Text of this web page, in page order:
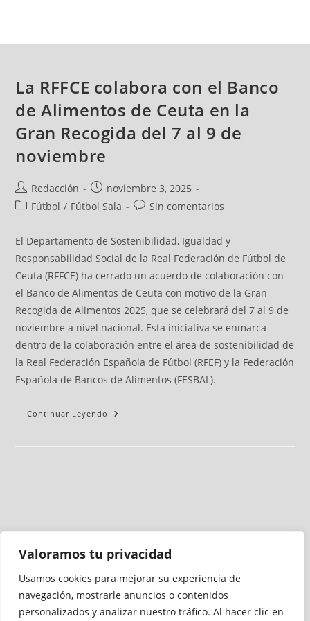
Valoramos tu privacidad
Usamos cookies para mejorar su experiencia de
navegación, mostrarle anuncios o contenidos
personalizados y analizar nuestro tráfico. Al hacer clic en
La RFFCE colabora con el Banco
de Alimentos de Ceuta en la
Gran Recogida del 7 al 9 de
noviembre
Redacción
noviembre 3, 2025
Fútbol / Fútbol Sala Sin comentarios
El Departamento de Sostenibilidad, Igualdad y
Responsabilidad Social de la Real Federación de Fútbol de
Ceuta (RFFCE) ha cerrado un acuerdo de colaboración con
el Banco de Alimentos de Ceuta con motivo de la Gran
Recogida de Alimentos 2025, que se celebrará del 7 al 9 de
noviembre a nivel nacional. Esta iniciativa se enmarca
dentro de la colaboración entre el área de sostenibilidad de
la Real Federación Española de Fútbol (RFEF) y la Federación
Española de Bancos de Alimentos (FESBAL).
Continuar Leyendo
Medio auditado por